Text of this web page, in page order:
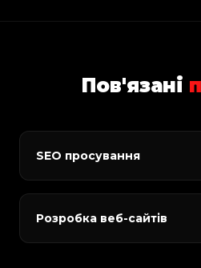
Пов'язані
SEO просування
Розробка веб-сайтів